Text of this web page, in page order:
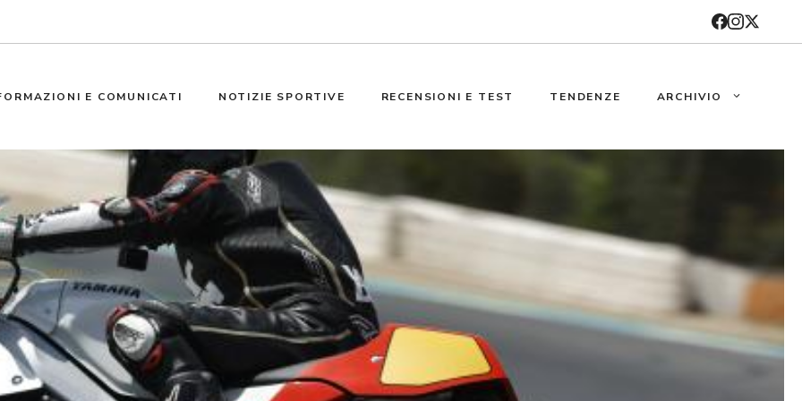
E COMUNICATI NOTIZIE SPORTIVE RECENSIONI E TEST TENDENZE ARCHIVIO